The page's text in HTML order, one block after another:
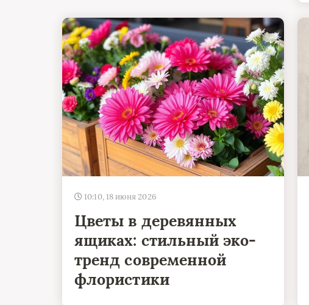
10:10, 18 июня 2026
Цветы в деревянных
ящиках: стильный эко-
тренд современной
флористики